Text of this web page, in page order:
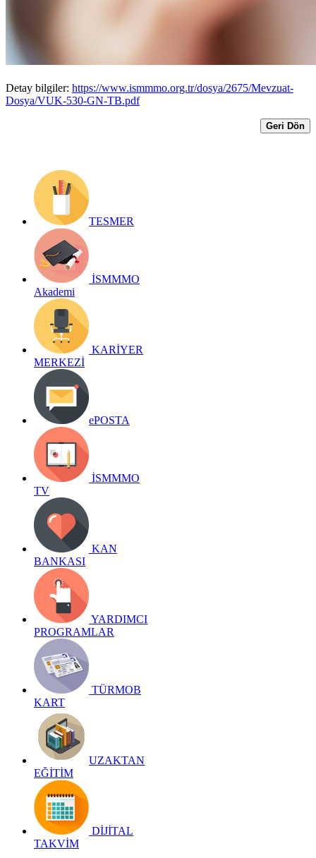
Yayın Tarihi: 16 Temmuz 2021
Detay bilgiler: https://www.ismmmo.org.tr/dosya/2675/Mevzuat-
Dosya/VUK-530-GN-TB.pdf
Geri Dön
TESMER
İSMMMO
Akademi
KARİYER
MERKEZİ
ePOSTA
İSMMMO
TV
KAN
BANKASI
YARDIMCI
PROGRAMLAR
TÜRMOB
KART
UZAKTAN
EĞİTİM
DİJİTAL
TAKVİM